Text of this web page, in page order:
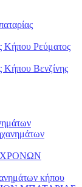
Κήπου Ρεύματος
Κήπου Βενζίνης
κήπου